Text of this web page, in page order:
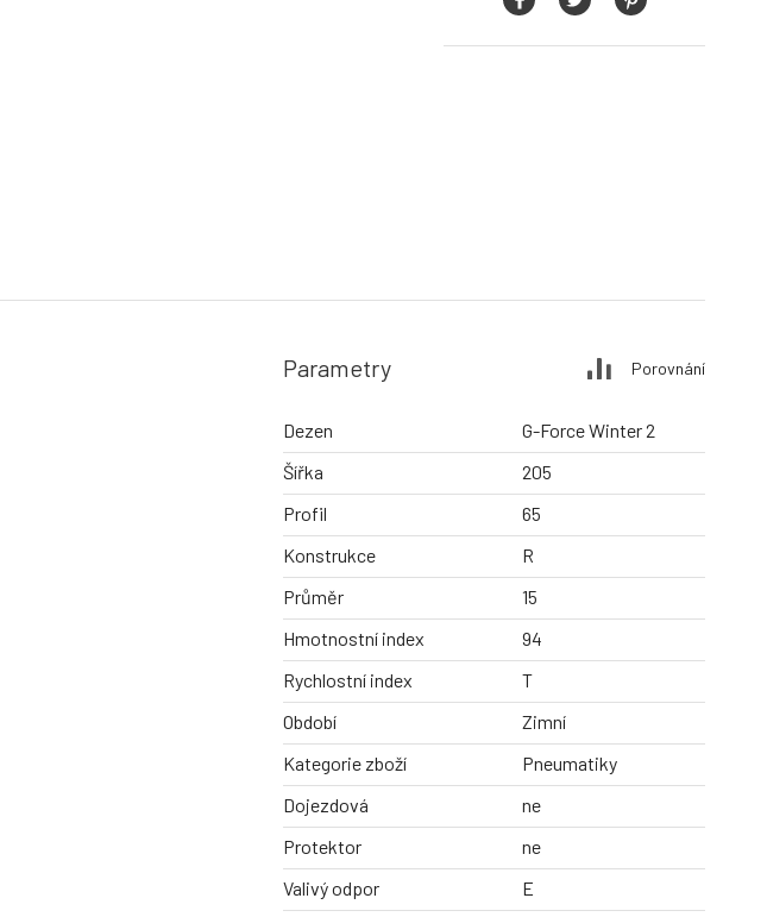
Parametry Porovnání
Dezen
G-Force Winter 2
Šířka
205
Profil
65
Konstrukce
R
Průměr
15
Hmotnostní index
94
Rychlostní index
T
Období
Zimní
Kategorie zboží
Pneumatiky
Dojezdová
ne
Protektor
ne
Valivý odpor
E